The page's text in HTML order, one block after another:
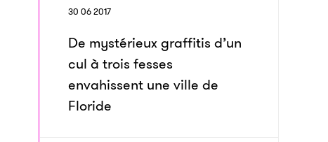
30 06 2017
De mystérieux graffitis d’un
cul à trois fesses
envahissent une ville de
Floride